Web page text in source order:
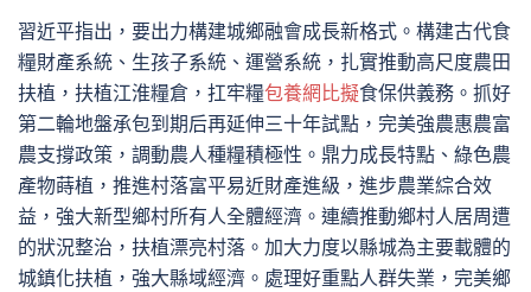
習近平指出，要出力構建城鄉融會成長新格式。構建古代食
糧財產系統、生孩子系統、運營系統，扎實推動高尺度農田
扶植，扶植江淮糧倉，扛牢糧包養網比擬食保供義務。抓好
第二輪地盤承包到期后再延伸三十年試點，完美強農惠農富
農支撐政策，調動農人種糧積極性。鼎力成長特點、綠色農
產物蒔植，推進村落富平易近財產進級，進步農業綜合效
益，強大新型鄉村所有人全體經濟。連續推動鄉村人居周遭
的狀況整治，扶植漂亮村落。加大力度以縣城為主要載體的
城鎮化扶植，強大縣域經濟。處理好重點人群失業，完美鄉